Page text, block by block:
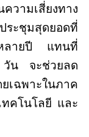
วามเสี่ยงทาง
ระชุมสุดยอดที่
หลายปี แทนที่
วัน จะช่วยลด
เฉพาะในภาค
ทคโนโลยี และ